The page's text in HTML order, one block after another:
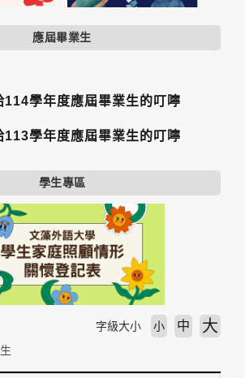
應屆畢業生
114學年度應屆畢業生的叮嚀
113學年度應屆畢業生的叮嚀
學生專區
字級大小 小 中 大